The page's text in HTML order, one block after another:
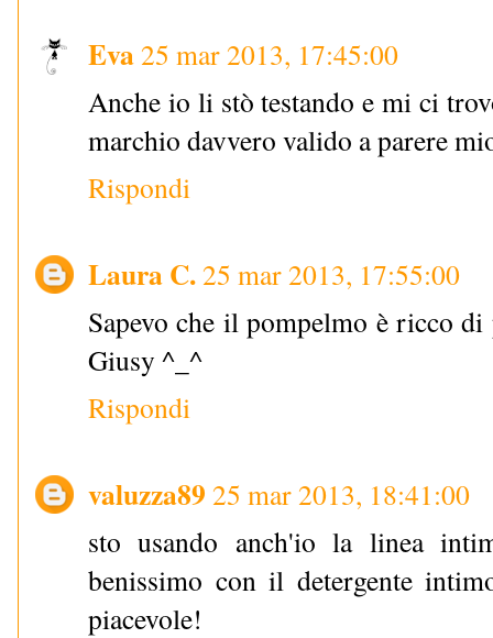
Eva 25 mar 2013, 17:45:00
Anche io li stò testando e mi ci
marchio davvero valido a parere
Rispondi
Laura C. 25 mar 2013, 17:55:00
Sapevo che il pompelmo è ricco
Giusy ^_^
Rispondi
valuzza89 25 mar 2013, 18:41:00
sto usando anch'io la linea
benissimo con il detergente
piacevole!